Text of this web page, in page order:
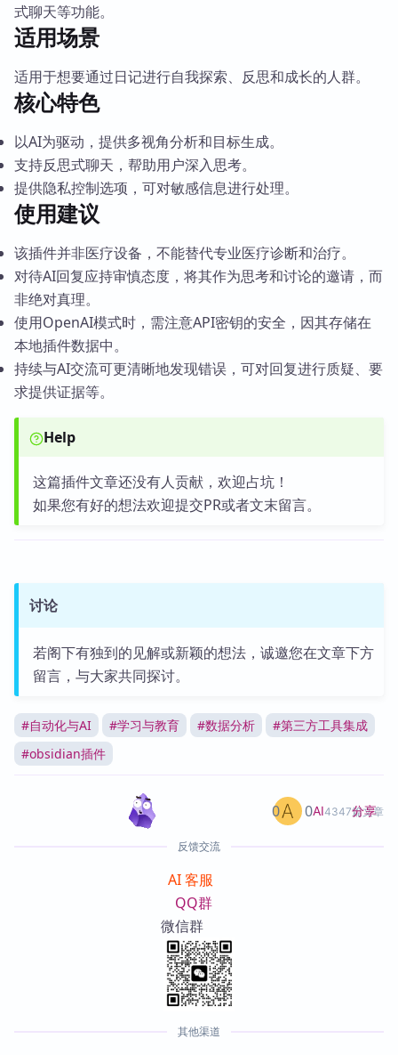
式聊天等功能。
适用场景
适用于想要通过日记进行自我探索、反思和成长的人群。
核心特色
以AI为驱动，提供多视角分析和目标生成。
支持反思式聊天，帮助用户深入思考。
提供隐私控制选项，可对敏感信息进行处理。
使用建议
该插件并非医疗设备，不能替代专业医疗诊断和治疗。
对待AI回复应持审慎态度，将其作为思考和讨论的邀请，而
非绝对真理。
使用OpenAI模式时，需注意API密钥的安全，因其存储在
本地插件数据中。
持续与AI交流可更清晰地发现错误，可对回复进行质疑、要
求提供证据等。
Help
这篇插件文章还没有人贡献，欢迎占坑！
如果您有好的想法欢迎提交PR或者文末留言。
讨论
若阁下有独到的见解或新颖的想法，诚邀您在文章下方
留言，与大家共同探讨。
#自动化与AI #学习与教育 #数据分析 #第三方工具集成
#obsidian插件
AI4347篇文章
0 0 分享
反馈交流
AI 客服
QQ群
微信群
其他渠道